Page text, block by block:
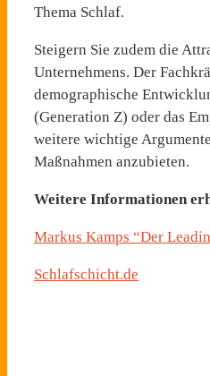
Thema Schlaf.
Steigern Sie zudem die
Unternehmens. Der
demographische
(Generation Z) oder das
weitere wichtige
Maßnahmen anzubieten.
Weitere Informationen
Markus Kamps “Der
Schlafschicht.de